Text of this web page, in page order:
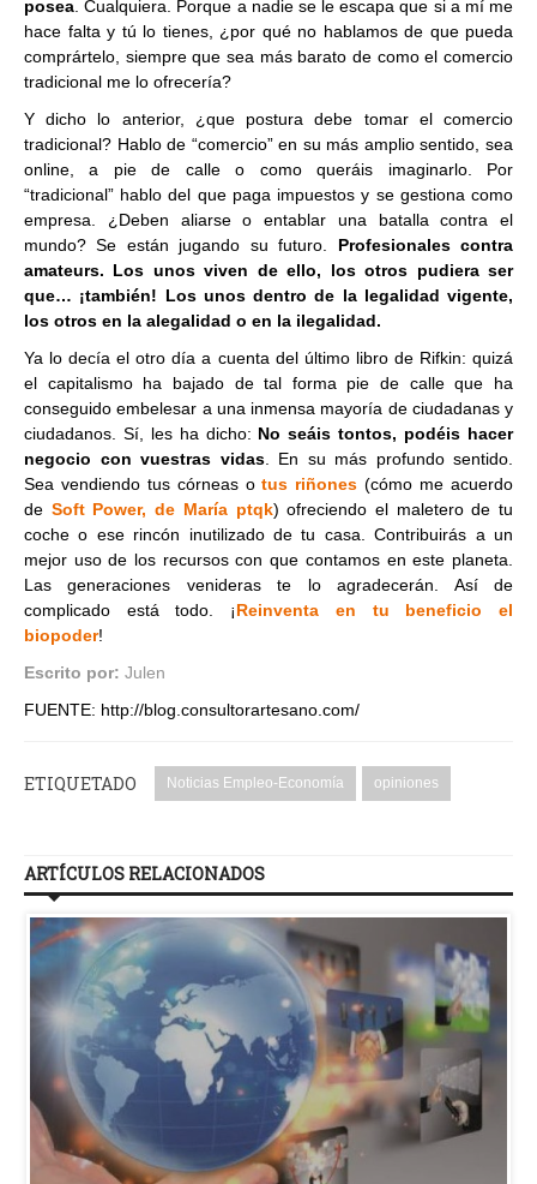
posea . Cualquiera. Porque a nadie se le escapa que si a mí me
hace falta y tú lo tienes, ¿por qué no hablamos de que pueda
comprártelo, siempre que sea más barato de como el comercio
tradicional me lo ofrecería?
Y dicho lo anterior, ¿que postura debe tomar el comercio
tradicional? Hablo de “comercio” en su más amplio sentido, sea
online, a pie de calle o como queráis imaginarlo. Por
“tradicional” hablo del que paga impuestos y se gestiona como
empresa. ¿Deben aliarse o entablar una batalla contra el
mundo? Se están jugando su futuro. Profesionales contra
amateurs. Los unos viven de ello, los otros pudiera ser
que… ¡también! Los unos dentro de la legalidad vigente,
los otros en la alegalidad o en la ilegalidad.
Ya lo decía el otro día a cuenta del último libro de Rifkin: quizá
el capitalismo ha bajado de tal forma pie de calle que ha
conseguido embelesar a una inmensa mayoría de ciudadanas y
ciudadanos. Sí, les ha dicho: No seáis tontos, podéis hacer
negocio con vuestras vidas. En su más profundo sentido.
Sea vendiendo tus córneas otus riñones (cómo me acuerdo
de Soft Power, de María ptqk) ofreciendo el maletero de tu
coche o ese rincón inutilizado de tu casa. Contribuirás a un
mejor uso de los recursos con que contamos en este planeta.
Las generaciones venideras te lo agradecerán. Así de
complicado está todo. ¡Reinventa en tu beneficio el
biopoder!
Escrito por: Julen
FUENTE: http://blog.consultorartesano.com/
ETIQUETADO Noticias Empleo-Economía opiniones
ARTÍCULOS RELACIONADOS